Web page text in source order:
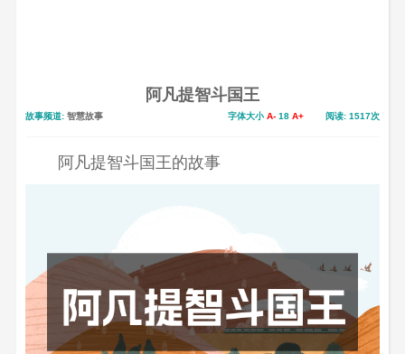
阿凡提智斗国王
故事频道: 智慧故事 字体大小A- 18 A+ 阅读: 1517次
阿凡提智斗国王的故事